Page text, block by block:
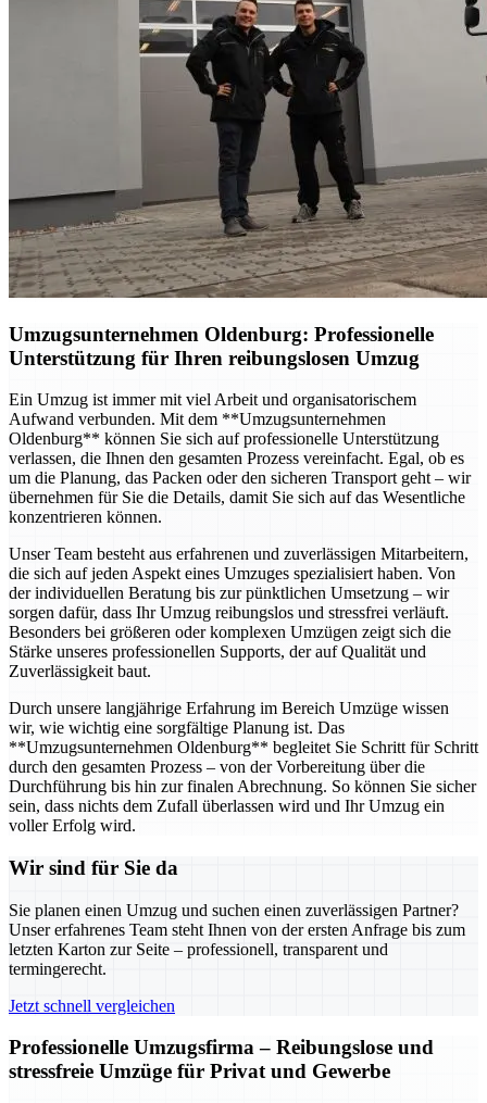
Umzugsunternehmen Oldenburg: Professionelle
Unterstützung für Ihren reibungslosen Umzug
Ein Umzug ist immer mit viel Arbeit und organisatorischem
Aufwand verbunden. Mit dem **Umzugsunternehmen
Oldenburg** können Sie sich auf professionelle Unterstützung
verlassen, die Ihnen den gesamten Prozess vereinfacht. Egal, ob es
um die Planung, das Packen oder den sicheren Transport geht – wir
übernehmen für Sie die Details, damit Sie sich auf das Wesentliche
konzentrieren können.
Unser Team besteht aus erfahrenen und zuverlässigen Mitarbeitern,
die sich auf jeden Aspekt eines Umzuges spezialisiert haben. Von
der individuellen Beratung bis zur pünktlichen Umsetzung – wir
sorgen dafür, dass Ihr Umzug reibungslos und stressfrei verläuft.
Besonders bei größeren oder komplexen Umzügen zeigt sich die
Stärke unseres professionellen Supports, der auf Qualität und
Zuverlässigkeit baut.
Durch unsere langjährige Erfahrung im Bereich Umzüge wissen
wir, wie wichtig eine sorgfältige Planung ist. Das
**Umzugsunternehmen Oldenburg** begleitet Sie Schritt für Schritt
durch den gesamten Prozess – von der Vorbereitung über die
Durchführung bis hin zur finalen Abrechnung. So können Sie sicher
sein, dass nichts dem Zufall überlassen wird und Ihr Umzug ein
voller Erfolg wird.
Wir sind für Sie da
Sie planen einen Umzug und suchen einen zuverlässigen Partner?
Unser erfahrenes Team steht Ihnen von der ersten Anfrage bis zum
letzten Karton zur Seite – professionell, transparent und
termingerecht.
Jetzt schnell vergleichen
Professionelle Umzugsfirma – Reibungslose und
stressfreie Umzüge für Privat und Gewerbe